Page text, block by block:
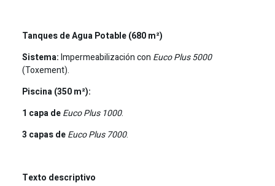
Tanques de Agua Potable (680 m²)
Sistema:Impermeabilización con Euco Plus 5000
(Toxement).
Piscina (350 m²):
1 capa deEuco Plus 1000.
3 capas deEuco Plus 7000.
Texto descriptivo